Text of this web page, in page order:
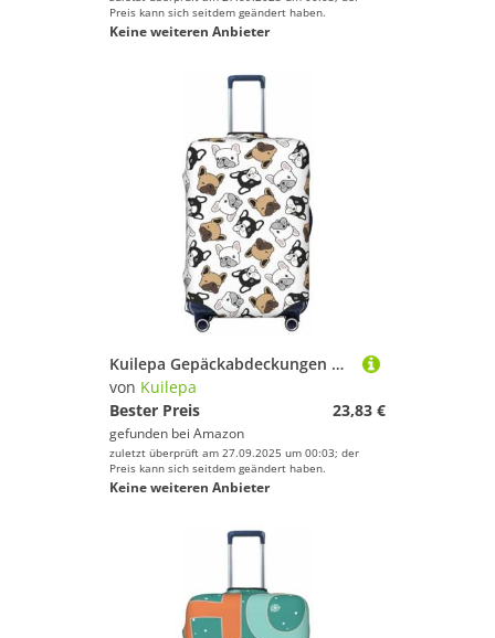
Preis kann sich seitdem geändert haben.
Keine weiteren Anbieter
Kuilepa Gepäckabdeckungen mit französischer Bulldogge, elastisch, waschbar und dehnbar, kratzfest, passend für 45,7 - 81,3 cm Gepäck, kein Gepäck im Lieferumfang enthalten, Schwarz , XL
von Kuilepa
Bester Preis
23,83 €
gefunden bei Amazon
zuletzt überprüft am 27.09.2025 um 00:03; der
Preis kann sich seitdem geändert haben.
Keine weiteren Anbieter